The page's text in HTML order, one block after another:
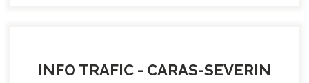
INFO TRAFIC - CARAS-SEVERIN